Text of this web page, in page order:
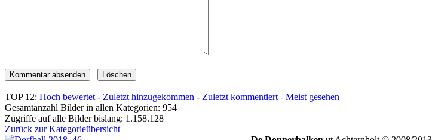
TOP 12: Hoch bewertet - Zuletzt hinzugekommen - Zuletzt kommentiert - Meist gesehen
Gesamtanzahl Bilder in allen Kategorien: 954
Zugriffe auf alle Bilder bislang: 1.158.128
Zurück zur Kategorieübersicht